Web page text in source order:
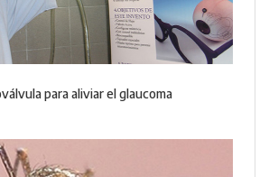
para aliviar el glaucoma